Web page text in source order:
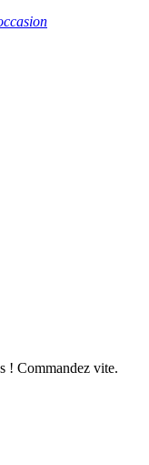
! Commandez vite.